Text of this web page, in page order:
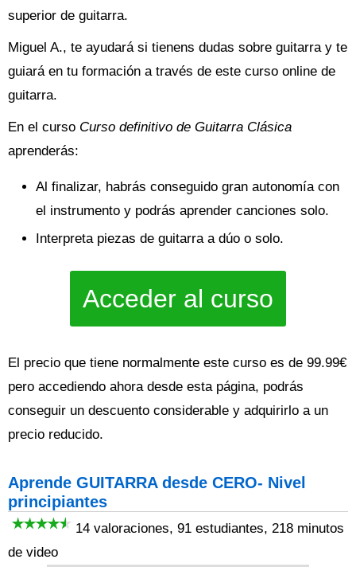
superior de guitarra.
Miguel A., te ayudará si tienens dudas sobre guitarra y te
guiará en tu formación a través de este curso online de
guitarra.
En el curso Curso definitivo de Guitarra Clásica
aprenderás:
Al finalizar, habrás conseguido gran autonomía con
el instrumento y podrás aprender canciones solo.
Interpreta piezas de guitarra a dúo o solo.
Acceder al curso
El precio que tiene normalmente este curso es de 99.99€
pero accediendo ahora desde esta página, podrás
conseguir un descuento considerable y adquirirlo a un
precio reducido.
Aprende GUITARRA desde CERO- Nivel
principiantes
14 valoraciones, 91 estudiantes, 218 minutos
de video